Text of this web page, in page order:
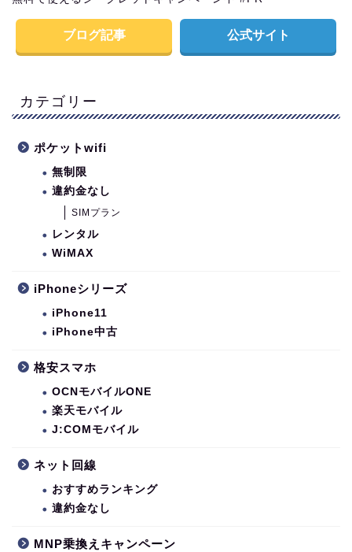
ブログ記事 公式サイト
カテゴリー
ポケットwifi
無制限
違約金なし
SIMプラン
レンタル
WiMAX
iPhoneシリーズ
iPhone11
iPhone中古
格安スマホ
OCNモバイルONE
楽天モバイル
J:COMモバイル
ネット回線
おすすめランキング
違約金なし
MNP乗換えキャンペーン